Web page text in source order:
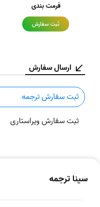
فرمت بندی
ثبت سفارش
ارسال سفارش
ثبت سفارش ترجمه
ثبت سفارش ویراستاری
سینا ترجمه